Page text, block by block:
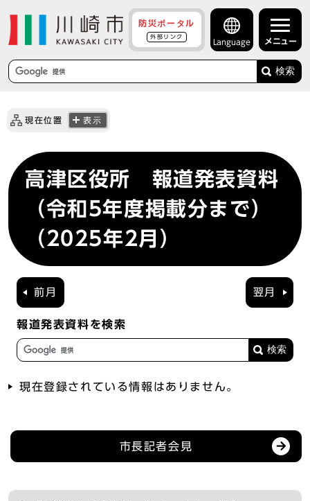
防災ポータル
外部リンク
Language メニュー
検索
現在位置 表示
高津区役所 報道発表資料
（令和5年度掲載分まで）
（2025年2月）
前月 翌月
報道発表資料を検索
現在登録されている情報はありません。
市長記者会見